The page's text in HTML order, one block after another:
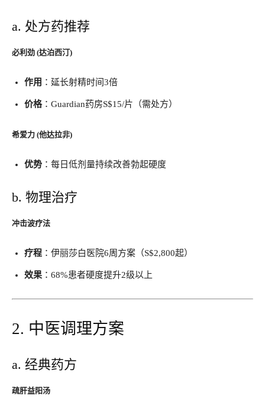
a. 处方药推荐
必利劲 (达泊西汀)​
作用 ​：延长射精时间3倍
价格​：Guardian药房S$15/片（需处方）
希爱力 (他达拉非)​
优势 ​：每日低剂量持续改善勃起硬度
b. 物理治疗
冲击波疗法
疗程 ​：伊丽莎白医院6周方案（S$2,800起）
效果 ​：68%患者硬度提升2级以上
2. 中医调理方案
a. 经典药方
疏肝益阳汤